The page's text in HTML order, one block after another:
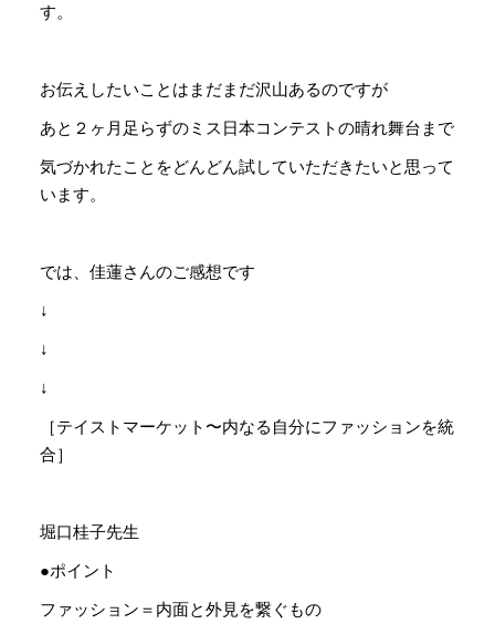
す。
お伝えしたいことはまだまだ沢山あるのですが
あと２ヶ月足らずのミス日本コンテストの晴れ舞台まで
気づかれたことをどんどん試していただきたいと思って
います。
では、佳蓮さんのご感想です
↓
↓
↓
［テイストマーケット〜内なる自分にファッションを統
合］
堀口桂子先生
●ポイント
ファッション＝内面と外見を繋ぐもの